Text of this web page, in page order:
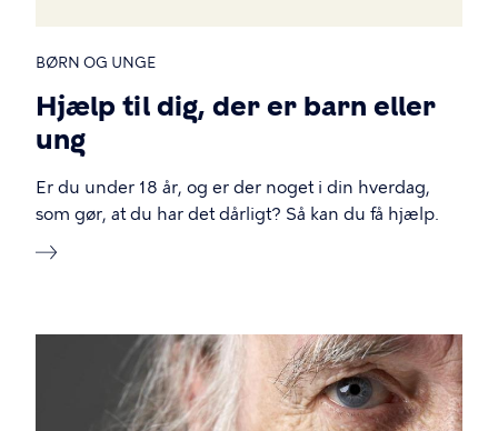
BØRN OG UNGE
Hjælp til dig, der er barn eller
ung
Er du under 18 år, og er der noget i din hverdag,
som gør, at du har det dårligt? Så kan du få hjælp.